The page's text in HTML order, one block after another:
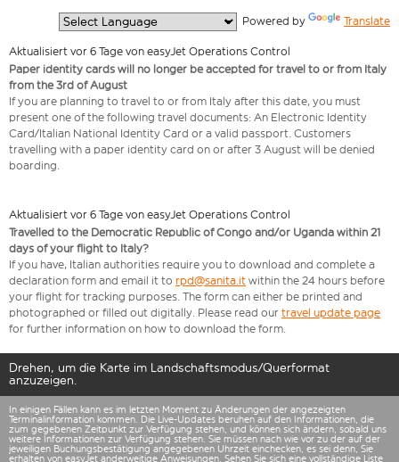
Powered by Translate
Aktualisiert vor 6 Tage von easyJet Operations Control
Paper identity cards will no longer be accepted for travel to or from Italy
from the 3rd of August
If you are planning to travel to or from Italy after this date, you must
present one of the following travel documents: An Electronic Identity
Card/Italian National Identity Card or a valid passport. Customers
travelling with a paper identity card on or after 3 August will be denied
boarding.
Aktualisiert vor 6 Tage von easyJet Operations Control
Travelled to the Democratic Republic of Congo and/or Uganda within 21
days of your flight to Italy?
If you have, Italian authorities require you to download and complete a
declaration form and email it to rpd@sanita.it within the 24 hours before
your flight for tracking purposes. The form can either be printed and
photographed or filled out digitally. Please read our travel update page
for further information on how to download the form.
Drehen, um die Karte im Landschaftsmodus/Querformat
anzuzeigen.
In einigen Fällen kann es im letzten Moment zu Änderungen der angezeigten
Terminalinformation kommen. Die Live-Updates beruhen auf den Informationen, die
zum gegebenen Zeitpunkt zur Verfügung stehen, und können sich ändern, sobald uns
weitere Informationen zur Verfügung stehen. Sie müssen nach wie vor zu der auf der
jeweiligen Buchungsbestätigung angegebenen Uhrzeit einchecken, es sei denn, Sie
erhalten von easyJet anderweitige Anweisungen. Sehen Sie sich eine vollständige Liste